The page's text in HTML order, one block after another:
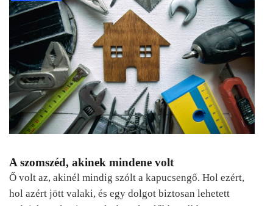
A szomszéd, akinek mindene volt
Ő volt az, akinél mindig szólt a kapucsengő. Hol ezért,
hol azért jött valaki, és egy dolgot biztosan lehetett